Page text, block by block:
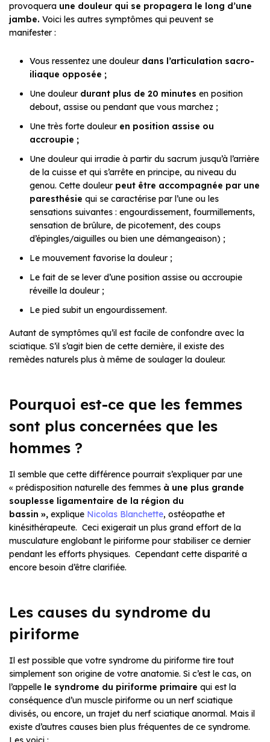
provoquera une douleur qui se propagera le long d’une
jambe. Voici les autres symptômes qui peuvent se
manifester :
Vous ressentez une douleur dans l’articulation sacro-
iliaque opposée ;
Une douleur durant plus de 20 minutes en position
debout, assise ou pendant que vous marchez ;
Une très forte douleur en position assise ou
accroupie ;
Une douleur qui irradie à partir du sacrum jusqu’à l’arrière
de la cuisse et qui s’arrête en principe, au niveau du
genou. Cette douleur peut être accompagnée par une
paresthésie qui se caractérise par l’une ou les
sensations suivantes : engourdissement, fourmillements,
sensation de brûlure, de picotement, des coups
d’épingles/aiguilles ou bien une démangeaison) ;
Le mouvement favorise la douleur ;
Le fait de se lever d’une position assise ou accroupie
réveille la douleur ;
Le pied subit un engourdissement.
Autant de symptômes qu’il est facile de confondre avec la
sciatique. S’il s’agit bien de cette dernière, il existe des
remèdes naturels plus à même de soulager la douleur.
Pourquoi est-ce que les femmes
sont plus concernées que les
hommes ?
Il semble que cette différence pourrait s’expliquer par une
« prédisposition naturelle des femmes à une plus grande
souplesse ligamentaire de la région du
bassin », explique Nicolas Blanchette, ostéopathe et
kinésithérapeute. Ceci exigerait un plus grand effort de la
musculature englobant le piriforme pour stabiliser ce dernier
pendant les efforts physiques. Cependant cette disparité a
encore besoin d’être clarifiée.
Les causes du syndrome du
piriforme
Il est possible que votre syndrome du piriforme tire tout
simplement son origine de votre anatomie. Si c’est le cas, on
l’appelle le syndrome du piriforme primaire qui est la
conséquence d’un muscle piriforme ou un nerf sciatique
divisés, ou encore, un trajet du nerf sciatique anormal. Mais il
existe d’autres causes bien plus fréquentes de ce syndrome.